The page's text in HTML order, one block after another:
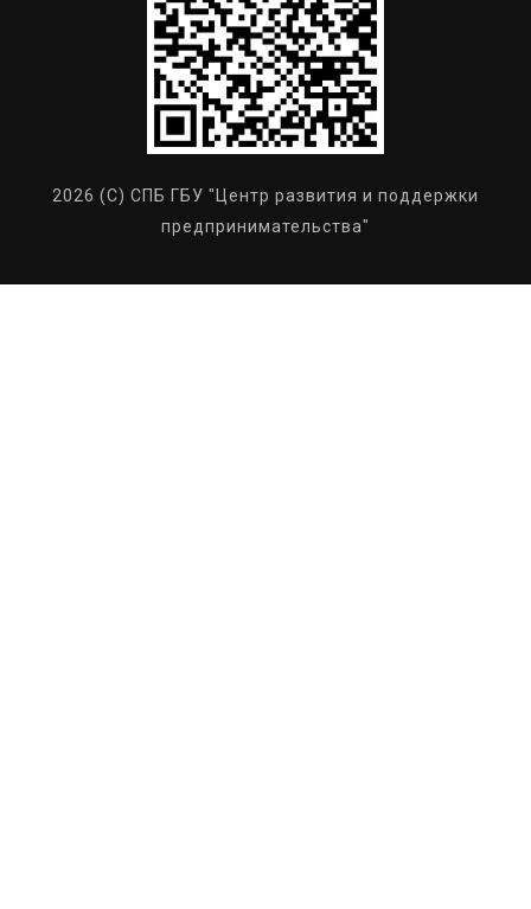
2026 (C) СПБ ГБУ "Центр развития и поддержки
предпринимательства"